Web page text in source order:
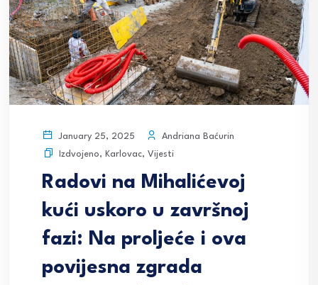
January 25, 2025
Andriana Baćurin
Izdvojeno, Karlovac, Vijesti
Radovi na Mihalićevoj
kući uskoro u završnoj
fazi: Na proljeće i ova
povijesna zgrada